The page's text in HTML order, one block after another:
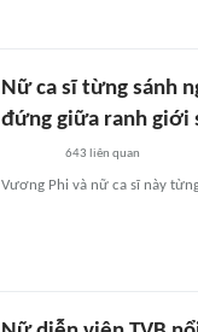
Nữ ca sĩ từng sánh
đứng giữa ranh giới
643 liên quan
Vương Phi và nữ ca sĩ này